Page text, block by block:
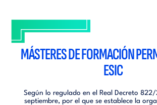
MÁSTERES DE FORMACIÓN
ESIC
Según lo regulado en el Real Decreto
septiembre, por el que se establece la